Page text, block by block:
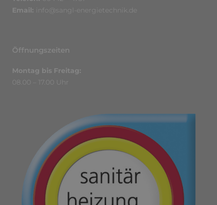
Email:
info@sangl-energietechnik.de
Öffnungszeiten
Montag bis Freitag:
08.00 – 17.00 Uhr